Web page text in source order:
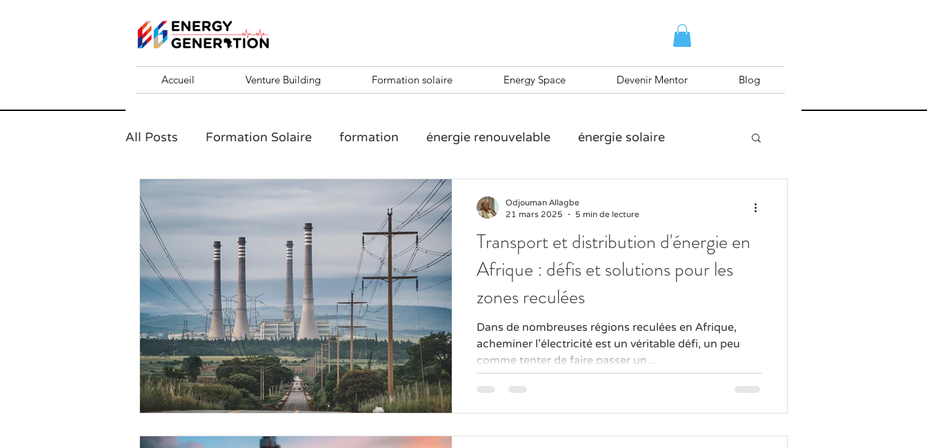
Accueil Venture Building Formation solaire Energy Space Devenir Mentor Blog
All Posts Formation Solaire formation énergie renouvelable énergie solaire
formation entrepreneuriale formation entrepreneuriale solaire
Challenge 10 KVA ENTREPRENEURSHIP SHAPES OUR LIVES
Santé en Afrique et entrepreneuriat Agribusiness
Transport et distribution d'énergie en
Afrique : défis et solutions pour les
zones reculées
Dans de nombreuses régions reculées en Afrique,
acheminer l’électricité est un véritable défi, un peu
comme tenter de faire passer un...
Odjouman Allagbe
21 mars 2025
5 min de lecture